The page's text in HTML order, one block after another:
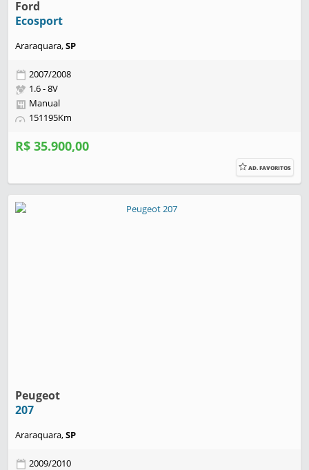
Ford
Ecosport
Araraquara,SP
2007/2008
1.6 - 8V
Manual
151195Km
R$ 35.900,00
AD. FAVORITOS
Peugeot
207
Araraquara,SP
2009/2010